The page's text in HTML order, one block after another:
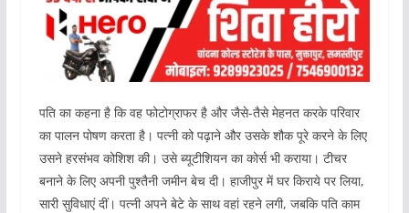
पति का कहना है कि वह फोटोग्राफर है और जैसे-तैसे मेहनत करके परिवार
का पालन पोषण करता है। पत्नी को पढ़ाने और उसके शौक पूरे करने के लिए
उसने हरसंभव कोशिश की। उसे ब्यूटीशियन का कोर्स भी कराया। टीचर
बनाने के लिए अपनी पुश्तैनी जमीन बेच दी। हाजीपुर में घर किराये पर लिया,
सारी सुविधाएं दीं। पत्नी अपने बेटे के साथ वहां रहने लगी, जबकि पति काम